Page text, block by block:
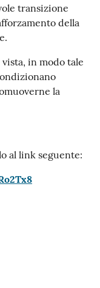
transizione
della
in modo tale
la
al link seguente: